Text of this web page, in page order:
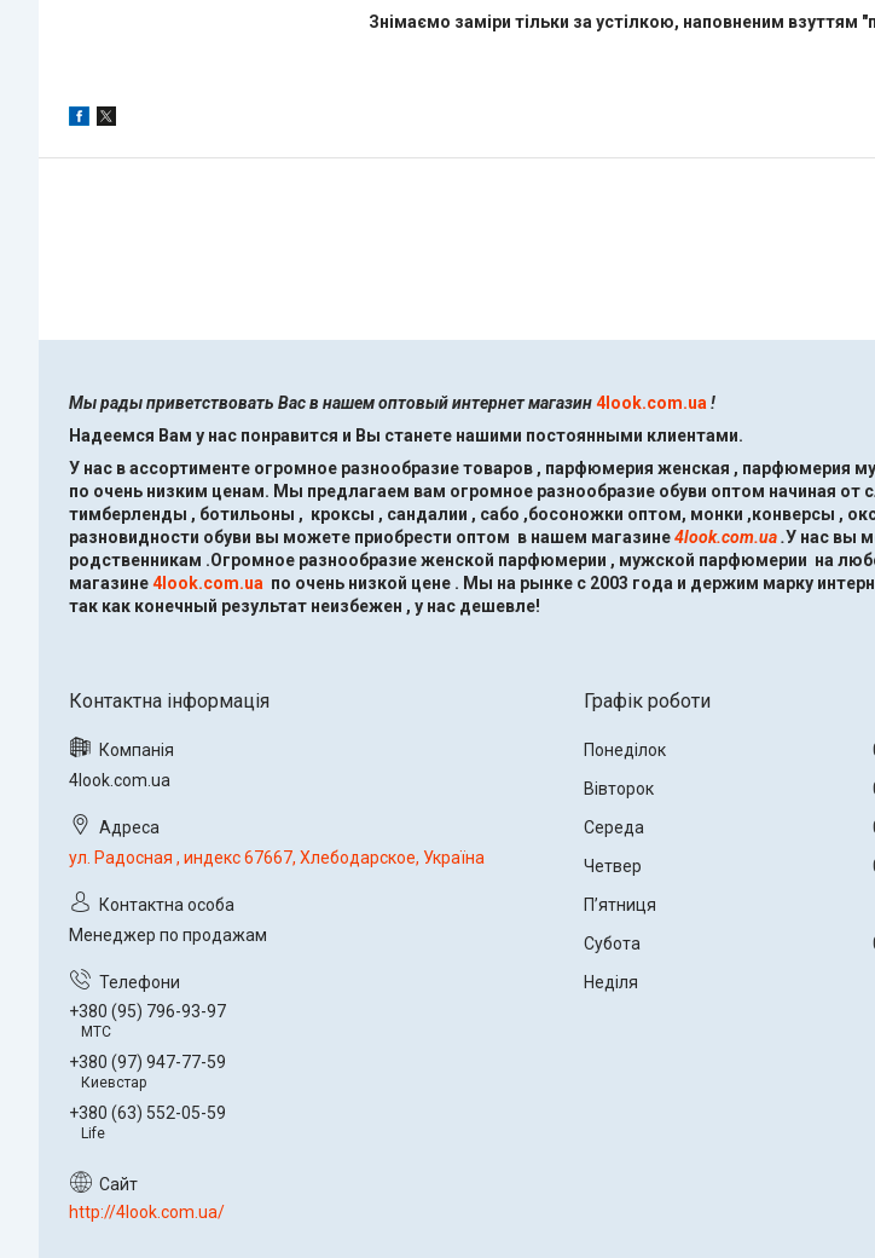
Знімаємо заміри тільки за устілкою, наповненим взуттям
Мы рады приветствовать Вас в нашем оптовый интернет магазин4look.com.ua !
Надеемся Вам у нас понравится и Вы станете нашими постоянными клиентами.
У нас в ассортименте огромное разнообразие товаров , парфюмерия женская , парфюмерия
по очень низким ценам. Мы предлагаем вам огромное разнообразие обуви оптом начиная
тимберленды , ботильоны , кроксы , сандалии , сабо ,босоножки оптом, монки ,конверсы ,
разновидности обуви вы можете приобрести оптом в нашем магазине4look.com.ua.У нас вы
родственникам .Огромное разнообразие женской парфюмерии , мужской парфюмерии на
магазине4look.com.ua по очень низкой цене . Мы на рынке с 2003 года и держим марку
так как конечный результат неизбежен , у нас дешевле!
4look.com.ua
ул. Радосная , индекс 67667, Хлебодарское, Україна
Менеджер по продажам
+380 (95) 796-93-97
МТС
+380 (97) 947-77-59
Киевстар
+380 (63) 552-05-59
Life
http://4look.com.ua/
Графік роботи
Понеділок
Вівторок
Середа
Четвер
Пʼятниця
Субота
Неділя